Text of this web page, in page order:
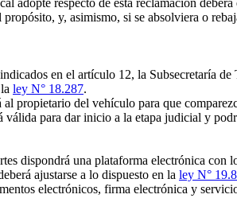
respecto de esta reclamación
y, asimismo, si se absolviera o
en el artículo 12, la Subsecretaría
ley N° 18.287.
propietario del vehículo para que
válida para dar inicio a la etapa judicial y
dispondrá una plataforma electrónica con
ajustarse a lo dispuesto en la ley N°
electrónicos, firma electrónica y